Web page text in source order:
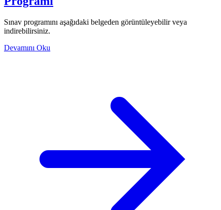
Sınav programını aşağıdaki belgeden görüntüleyebilir veya
indirebilirsiniz.
Devamını Oku